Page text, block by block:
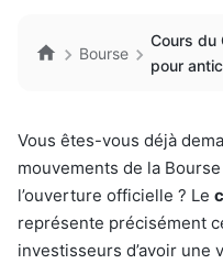
Bourse
Cours du
pour
Vous êtes-vous déjà
mouvements de la
l’ouverture officielle ? Le
représente précisément
investisseurs d’avoir une